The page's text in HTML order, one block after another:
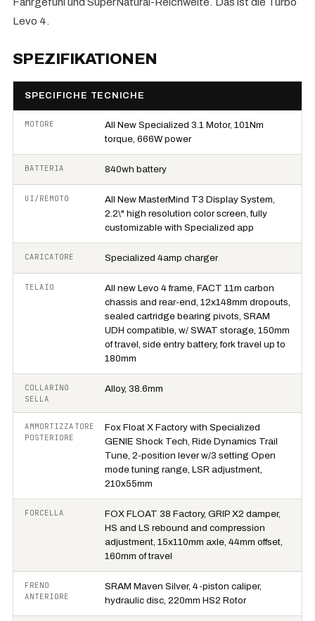
Levo 4.
SPEZIFIKATIONEN
SPECIFICHE TECNICHE
MOTORE
All New Specialized 3.1 Motor, 101Nm
torque, 666W power
BATTERIA 840wh battery
UI/REMOTO
All New MasterMind T3 Display System,
2.2\" high resolution color screen, fully
customizable with Specialized app
CARICATORE Specialized 4amp charger
TELAIO
All new Levo 4 frame, FACT 11m carbon
chassis and rear-end, 12x148mm dropouts,
sealed cartridge bearing pivots, SRAM
UDH compatible, w/ SWAT storage, 150mm
of travel, side entry battery, fork travel up to
180mm
COLLARINO
SELLA
Alloy, 38.6mm
AMMORTIZZATORE
POSTERIORE
Fox Float X Factory with Specialized
GENIE Shock Tech, Ride Dynamics Trail
Tune, 2-position lever w/3 setting Open
mode tuning range, LSR adjustment,
210x55mm
FORCELLA
FOX FLOAT 38 Factory, GRIP X2 damper,
HS and LS rebound and compression
adjustment, 15x110mm axle, 44mm offset,
160mm of travel
FRENO
ANTERIORE
SRAM Maven Silver, 4-piston caliper,
hydraulic disc, 220mm HS2 Rotor